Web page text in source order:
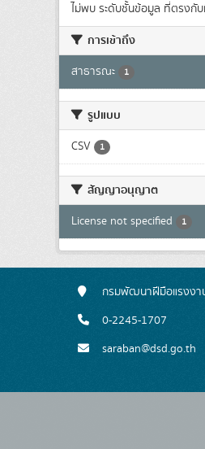
ไม่พบ ระดับชั้นข้อมูล ที่ตรงกั
การเข้าถึง
สาธารณะ 1
รูปแบบ
CSV 1
สัญญาอนุญาต
License not specified 1
กรมพัฒนาฝีมือแรงงา
0-2245-1707
saraban@dsd.go.th